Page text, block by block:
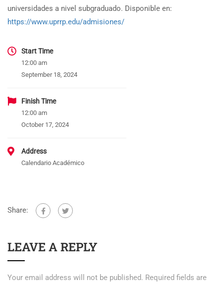
universidades a nivel subgraduado. Disponible en:
https://www.uprrp.edu/admisiones/
Start Time
12:00 am
September 18, 2024
Finish Time
12:00 am
October 17, 2024
Address
Calendario Académico
Share:
LEAVE A REPLY
Your email address will not be published. Required fields are